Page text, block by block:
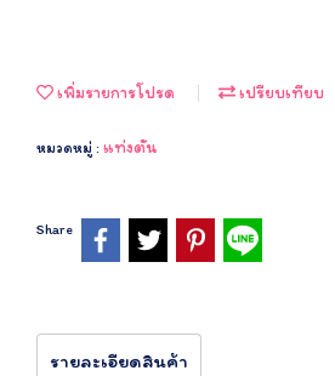
เพิ่มรายการโปรด เปรียบเทียบ
หมวดหมู่ : แท่งตัน
Share
รายละเอียดสินค้า